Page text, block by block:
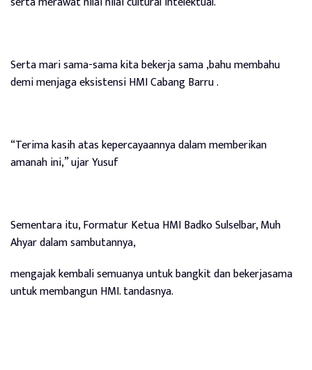
Serta mari sama-sama kita bekerja sama ,bahu membahu
demi menjaga eksistensi HMI Cabang Barru .
“Terima kasih atas kepercayaannya dalam memberikan
amanah ini,” ujar Yusuf
Sementara itu, Formatur Ketua HMI Badko Sulselbar, Muh
Ahyar dalam sambutannya,
mengajak kembali semuanya untuk bangkit dan bekerjasama
untuk membangun HMI. tandasnya.